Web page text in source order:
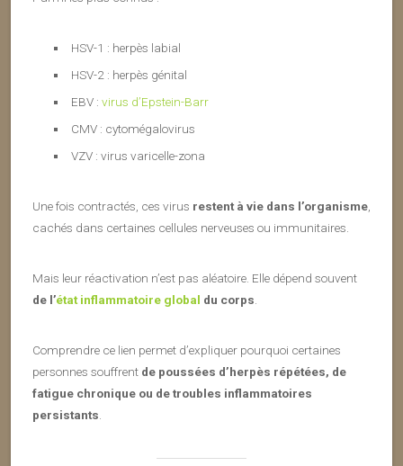
HSV-1 : herpès labial
HSV-2 : herpès génital
EBV : virus d’Epstein-Barr
CMV : cytomégalovirus
VZV : virus varicelle-zona
Une fois contractés, ces virus restent à vie dans l’organisme
cachés dans certaines cellules nerveuses ou immunitaires.
Mais leur réactivation n’est pas aléatoire. Elle dépend souvent
de l’état inflammatoire global du corps
Comprendre ce lien permet d’expliquer pourquoi certaines
personnes souffrent de poussées d’herpès répétées, de
fatigue chronique ou de troubles inflammatoires
persistants